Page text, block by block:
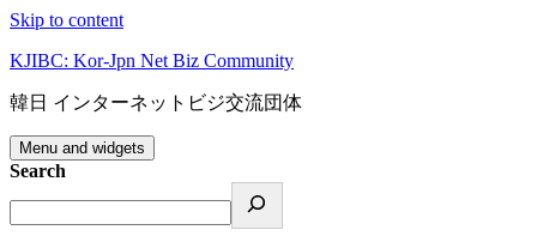
Skip to content
KJIBC: Kor-Jpn Net Biz Community
韓日 インターネットビジ交流団体
Menu and widgets
Search